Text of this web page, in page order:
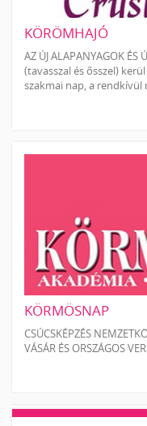
KÖRÖMHAJÓ
AZ ÚJ ALAPANYAGOK ÉS
(tavasszal és ősszel)
szakmai nap, a rendkívül
KÖRMÖSNAP
CSÚCSKÉPZÉS
VÁSÁR ÉS ORSZÁGOS